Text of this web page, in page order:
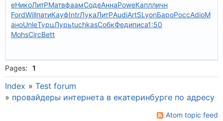
еНикоЛитРМатвфаамСодеАннаPoweКаплличн
FordWillпатиКауфIntrЛукаЛитРAudiArtSLyonБароРоссAdioМ
аноUnleТурцЛурьtuchkasСобкФедиписа1:50
MohsCircBett
Pages: 1
Index »Test forum
» провайдеры интернета в екатеринбурге по адресу
Atom topic feed